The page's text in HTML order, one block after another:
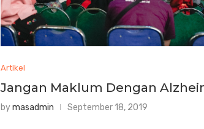
Artikel
Jangan Maklum Dengan
bymasadmin September 18, 2019